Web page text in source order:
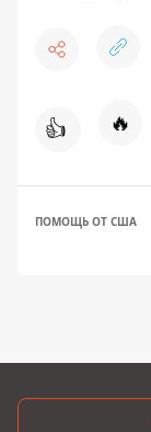
👍 🔥
ПОМОЩЬ ОТ США